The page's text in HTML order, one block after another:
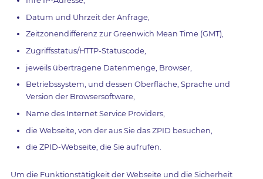
Datum und Uhrzeit der Anfrage,
Zeitzonendifferenz zur Greenwich Mean Time (GMT),
Zugriffsstatus/HTTP-Statuscode,
jeweils übertragene Datenmenge, Browser,
Betriebssystem, und dessen Oberfläche, Sprache und
Version der Browsersoftware,
Name des Internet Service Providers,
die Webseite, von der aus Sie das ZPID besuchen,
die ZPID-Webseite, die Sie aufrufen.
Um die Funktionstätigkeit der Webseite und die Sicherheit